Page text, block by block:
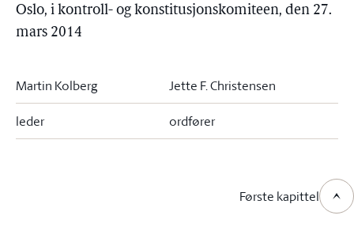
Oslo, i kontroll- og konstitusjonskomiteen, den 27.
mars 2014
Martin Kolberg Jette F. Christensen
leder ordfører
Første kapittel